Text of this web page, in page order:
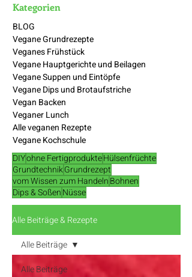
Kategorien
BLOG
Vegane Grundrezepte
Veganes Frühstück
Vegane Hauptgerichte und Beilagen
Vegane Suppen und Eintöpfe
Vegane Dips und Brotaufstriche
Vegan Backen
Veganer Lunch
Alle veganen Rezepte
Vegane Kochschule
DIYohne FertigprodukteHülsenfrüchte
GrundtechnikGrundrezept
vom Wissen zum HandelnBohnen
Dips & SoßenNüsse
Alle Beiträge & Rezepte
Alle Beiträge
Alle Beiträge